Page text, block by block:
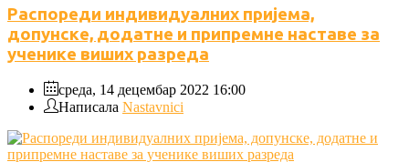
Распореди индивидуалних пријема,
допунске, додатне и припремне наставе за
ученике виших разреда
среда, 14 децембар 2022 16:00
Написала Nastavnici